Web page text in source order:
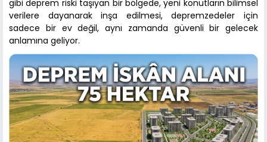
gibi deprem riski taşıyan bir bölgede, yeni konutların bilimsel
verilere dayanarak inşa edilmesi, depremzedeler için
sadece bir ev değil, aynı zamanda güvenli bir gelecek
anlamına geliyor.